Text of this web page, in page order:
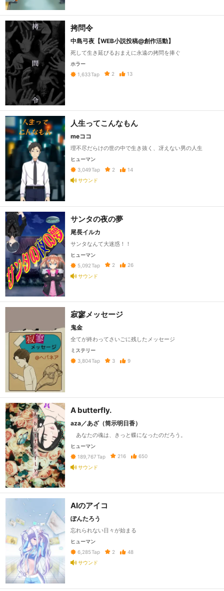
拷問令
中島弓夜【WEB小説投稿@創作活動】
死して生き延びるおまえに永遠の拷問を捧ぐ
ホラー
1,633Tap 2 13
人生ってこんなもん
meココ
理不尽だらけの世の中で生き抜く、冴えない男の人生
ヒューマン
3,049Tap 2
14
サウンド
サンタの夜の夢
尾長イルカ
サンタなんて大迷惑！！
ヒューマン
5,092 Tap 2
26
サウンド
寂寥メッセージ
鬼金
全てが終わってさいごに残したメッセージ
ミステリー
3,804Tap 3 9
A butterfly.
aza／あざ（筒示明日香）
あなたの魂は、きっと蝶になったのだろう。
ヒューマン
189,767 Tap 216
650
サウンド
AIのアイコ
ぽんたろう
忘れられない日々が始まる
ヒューマン
6,285Tap 2
48
サウンド